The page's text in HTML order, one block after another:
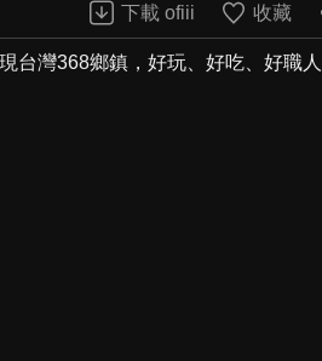
下載 ofiii 收藏
台灣368鄉鎮，好玩、好吃、好職